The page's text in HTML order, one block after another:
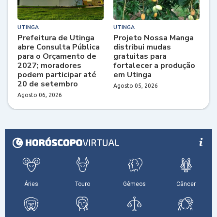
UTINGA
Prefeitura de Utinga
abre Consulta Pública
para o Orçamento de
2027; moradores
podem participar até
20 de setembro
Agosto 06, 2026
UTINGA
Projeto Nossa Manga
distribui mudas
gratuitas para
fortalecer a produção
em Utinga
Agosto 05, 2026